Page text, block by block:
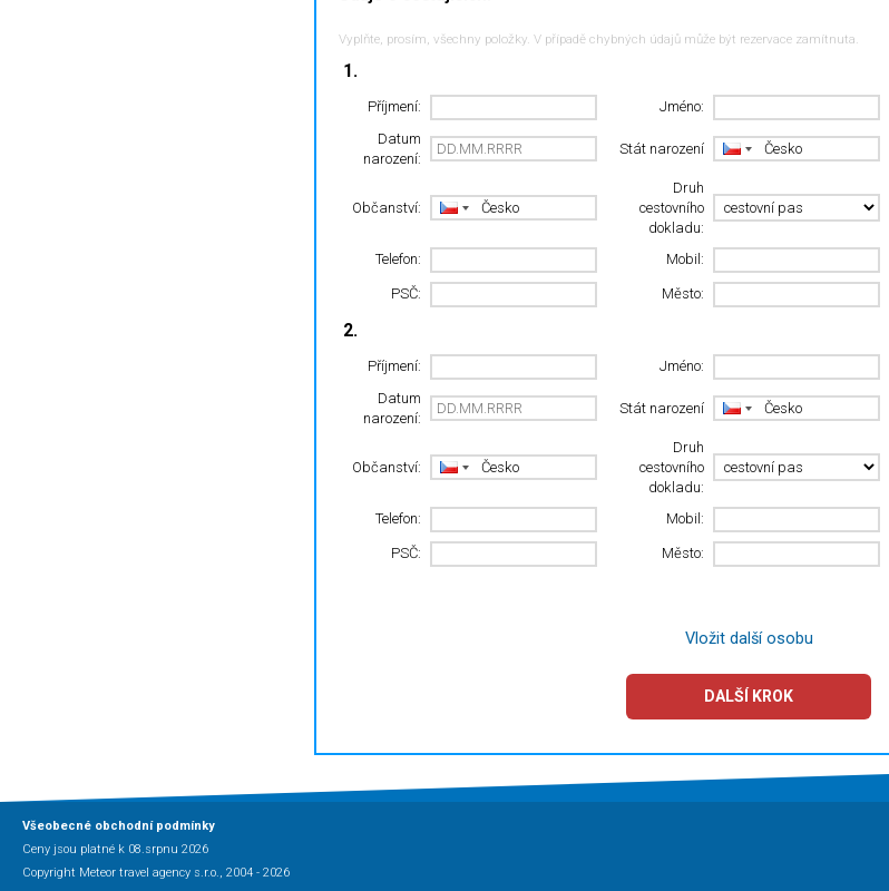
Vyplňte, prosím, všechny položky. V případě chybných údajů může být rezervace zamítnuta.
1.
Příjmení: Jméno:
Datum
narození:
Stát narození
Občanství:
Druh
cestovního
dokladu:
Telefon:
Mobil:
PSČ: Město:
2.
Příjmení: Jméno:
Datum
narození:
Stát narození
Občanství:
Druh
cestovního
dokladu:
Telefon:
Mobil:
PSČ: Město:
Vložit další osobu
DALŠÍ KROK
Všeobecné obchodní podmínky
Ceny jsou platné k 08.srpnu 2026
Copyright Meteor travel agency s.r.o., 2004 - 2026